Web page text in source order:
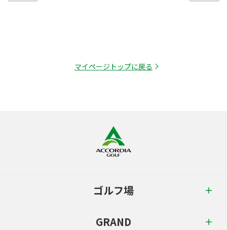
マイページトップに戻る
ゴルフ場
GRAND